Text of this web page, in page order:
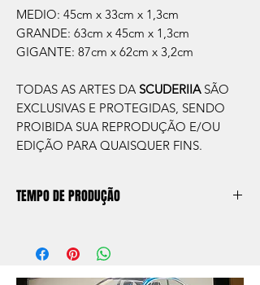
MEDIO: 45cm x 33cm x 1,3cm
GRANDE: 63cm x 45cm x 1,3cm
GIGANTE: 87cm x 62cm x 3,2cm
TODAS AS ARTES DA SCUDERIIA SÃO
EXCLUSIVAS E PROTEGIDAS, SENDO
PROIBIDA SUA REPRODUÇÃO E/OU
EDIÇÃO PARA QUAISQUER FINS.
TEMPO DE PRODUÇÃO
aprox. 5 dias úteis, após a confirmação de
compra.
Após a produçao, seguimos com o envio